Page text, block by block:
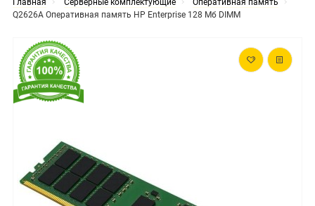
Главная Серверные комплектующие
Оперативная память
Q2626A Оперативная память HP Enterprise 128 Мб DIMM